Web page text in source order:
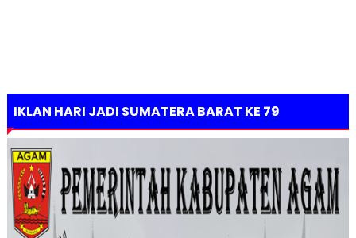
IKLAN HARI JADI SUMATERA BARAT KE 79